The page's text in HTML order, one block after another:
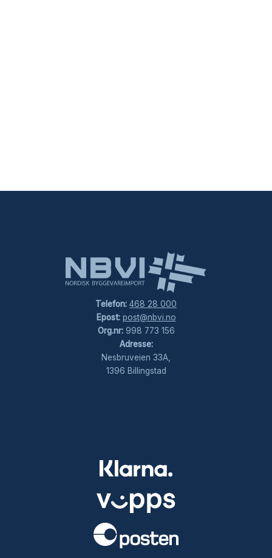
Telefon: 468 28 000
Epost: post@nbvi.no
Org.nr:998 773 156
Adresse:
Nesbruveien 33A,
1396 Billingstad